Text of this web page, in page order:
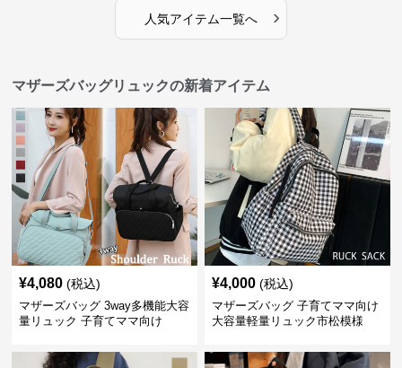
人気アイテム一覧へ ›
マザーズバッグリュックの新着アイテム
¥4,080 (税込)
マザーズバッグ 3way多機能大容
量リュック 子育てママ向け
¥4,000 (税込)
マザーズバッグ 子育てママ向け
大容量軽量リュック市松模様